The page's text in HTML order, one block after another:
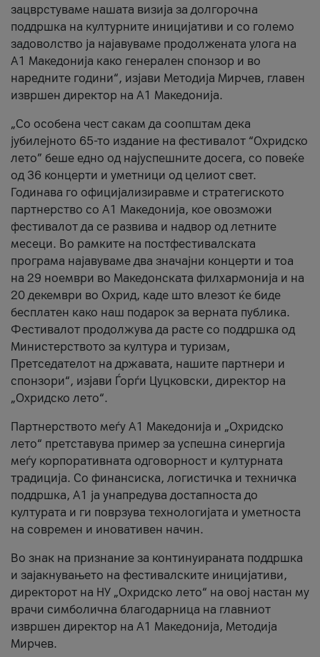
зацврстуваме нашата визија за долгорочна
поддршка на културните иницијативи и со големо
задоволство ја најавуваме продолжената улога на
A1 Македонија како генерален спонзор и во
наредните години“, изјави Методија Мирчев, главен
извршен директор на A1 Македонија.
„Со особена чест сакам да соопштам дека
јубилејното 65-то издание на фестивалот “Охридско
лето” беше едно од најуспешните досега, со повеќе
од 36 концерти и уметници од целиот свет.
Годинава го официјализиравме и стратегиското
партнерство со А1 Македонија, кое овозможи
фестивалот да се развива и надвор од летните
месеци. Во рамките на постфестивалската
програма најавуваме два значајни концерти и тоа
на 29 ноември во Македонската филхармонија и на
20 декември во Охрид, каде што влезот ќе биде
бесплатен како наш подарок за верната публика.
Фестивалот продолжува да расте со поддршка од
Министерството за култура и туризам,
Претседателот на државата, нашите партнери и
спонзори“, изјави Ѓорѓи Цуцковски, директор на
„Охридско лето“.
Партнерството меѓу A1 Македонија и „Охридско
лето“ претставува пример за успешна синергија
меѓу корпоративната одговорност и културната
традиција. Со финансиска, логистичка и техничка
поддршка, A1 ја унапредува достапноста до
културата и ги поврзува технологијата и уметноста
на современ и иновативен начин.
Во знак на признание за континуираната поддршка
и зајакнувањето на фестивалските иницијативи,
директорот на НУ „Охридско лето“ на овој настан му
врачи симболична благодарница на главниот
извршен директор на A1 Македонија, Методија
Мирчев.